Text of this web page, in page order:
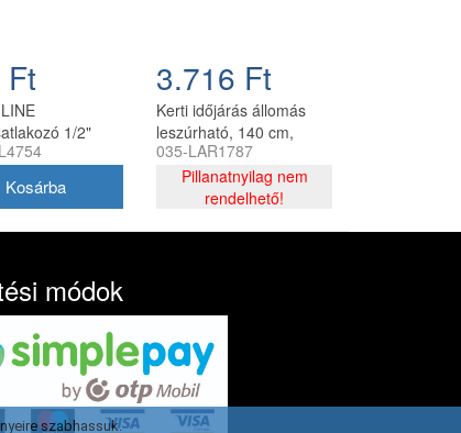
1/2"
CH
3.716 Ft
Kerti időjárás állomás
leszúrható, 140 cm,
fekete
035-LAR1787
Pillanatnyilag nem
rendelhető!
módok
szabhassuk.